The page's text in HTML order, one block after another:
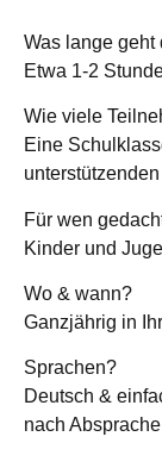
Was lange geht
Etwa 1-2
Wie viele
Eine
Für wen
Kinder und
Wo & wann?
Ganzjährig in
Sprachen?
Deutsch &
nach Absprache